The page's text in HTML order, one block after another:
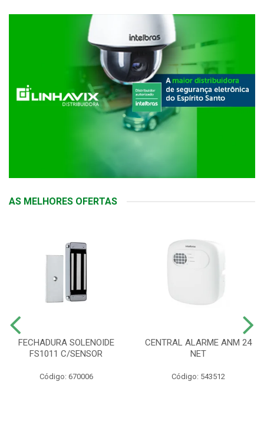
AS MELHORES OFERTAS
FECHADURA SOLENOIDE
FS1011 C/SENSOR
Código: 670006
CENTRAL ALARME ANM 24
NET
Código: 543512